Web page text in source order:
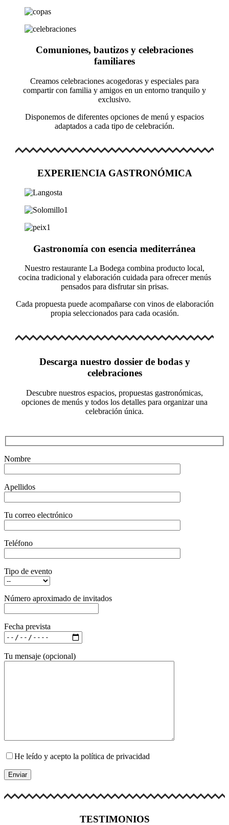
Comuniones, bautizos y celebraciones
familiares
Creamos celebraciones acogedoras y especiales para
compartir con familia y amigos en un entorno tranquilo y
exclusivo.
Disponemos de diferentes opciones de menú y espacios
adaptados a cada tipo de celebración.
EXPERIENCIA GASTRONÓMICA
Gastronomía con esencia mediterránea
Nuestro restaurante La Bodega combina producto local,
cocina tradicional y elaboración cuidada para ofrecer menús
pensados para disfrutar sin prisas.
Cada propuesta puede acompañarse con vinos de elaboración
propia seleccionados para cada ocasión.
Descarga nuestro dossier de bodas y
celebraciones
Descubre nuestros espacios, propuestas gastronómicas,
opciones de menús y todos los detalles para organizar una
celebración única.
Nombre
Apellidos
Tu correo electrónico
Teléfono
Tipo de evento
Número aproximado de invitados
Fecha prevista
Tu mensaje (opcional)
He leído y acepto la política de privacidad
TESTIMONIOS